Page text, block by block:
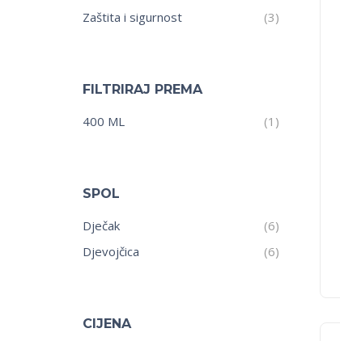
Zaštita i sigurnost
(3)
FILTRIRAJ PREMA
400 ML (1)
SPOL
Dječak
(6)
Djevojčica
(6)
CIJENA